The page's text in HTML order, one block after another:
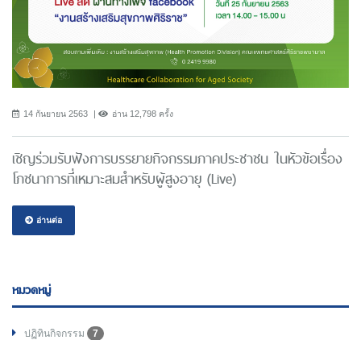
14 กันยายน 2563 อ่าน 12,798 ครั้ง
เชิญร่วมรับฟังการบรรยายกิจกรรมภาคประชาชน ในหัวข้อเรื่อง
โภชนาการที่เหมาะสมสำหรับผู้สูงอายุ (Live)
อ่านต่อ
หมวดหมู่
ปฏิทินกิจกรรม 7